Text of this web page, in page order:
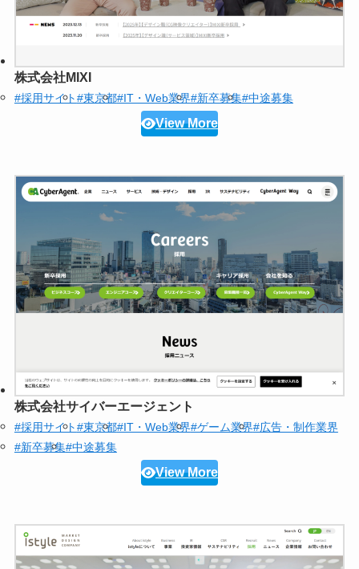
株式会社MIXI
#採用サイト#東京都#IT・Web業界#新卒募集#中途募集
View More
株式会社サイバーエージェント
#採用サイト#東京都#IT・Web業界#ゲーム業界#広告・制作業界
#新卒募集#中途募集
View More